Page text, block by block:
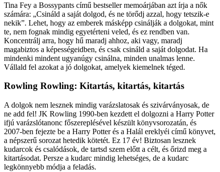
Tina Fey a Bossypants című bestseller memoárjában azt írja a nők
számára: „Csináld a saját dolgod, és ne törődj azzal, hogy tetszik-e
nekik”. Lehet, hogy az emberek másképp csinálják a dolgokat, mint
te, nem fognak mindig egyetérteni veled, és ez rendben van.
Koncentrálj arra, hogy hű maradj ahhoz, aki vagy, maradj
magabiztos a képességeidben, és csak csináld a saját dolgodat. Ha
mindenki mindent ugyanúgy csinálna, minden unalmas lenne.
Vállald fel azokat a jó dolgokat, amelyek kiemelnek téged.
Rowling Rowling: Kitartás, kitartás, kitartás
A dolgok nem lesznek mindig varázslatosak és szivárványosak, de
ne add fel! JK Rowling 1990-ben kezdett el dolgozni a Harry Potter
ifjú varázslótanonc főszereplésével készült könyvsorozatán, és
2007-ben fejezte be a Harry Potter és a Halál ereklyéi című könyvet,
a népszerű sorozat hetedik kötetét. Ez 17 év! Biztosan lesznek
kudarcok és csalódások, de tartsd szem előtt a célt, és őrizd meg a
kitartásodat. Persze a kudarc mindig lehetséges, de a kudarc
legkönnyebb módja a feladás.